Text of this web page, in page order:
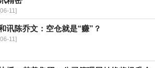
[06-11]
讯陈乔文：空仓就是“赚”？
[06-11]